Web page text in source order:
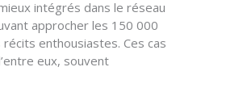
intégrés dans le réseau
approcher les 150 000
enthousiastes. Ces cas
eux, souvent